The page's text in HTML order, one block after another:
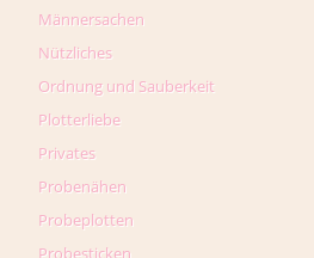
Männersachen
Nützliches
Ordnung und Sauberkeit
Plotterliebe
Privates
Probenähen
Probeplotten
Probesticken